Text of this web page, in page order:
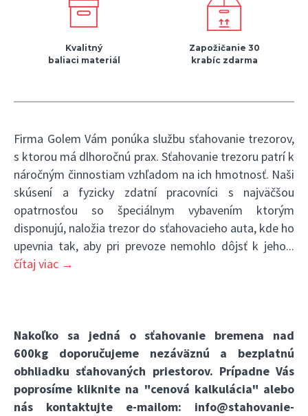
Kvalitný
baliaci materiál
Zapožičanie 30
krabíc zdarma
Firma Golem Vám ponúka službu sťahovanie trezorov,
s ktorou má dlhoročnú prax. Sťahovanie trezoru patrí k
náročným činnostiam vzhľadom na ich hmotnosť. Naši
skúsení a fyzicky zdatní pracovníci s najväčšou
opatrnosťou so špeciálnym vybavením ktorým
disponujú, naložia trezor do sťahovacieho auta, kde ho
upevnia tak, aby pri prevoze nemohlo dôjsť k jeho...
čítaj viac →
Nakoľko sa jedná o sťahovanie bremena nad
600kg doporučujeme nezáväznú a bezplatnú
obhliadku sťahovaných priestorov. Prípadne Vás
poprosíme kliknite na "cenová kalkulácia" alebo
nás kontaktujte e-mailom: info@stahovanie-